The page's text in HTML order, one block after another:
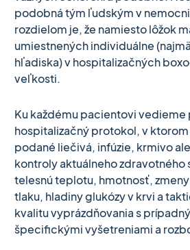
podobná tým ľudským v
rozdielom je, že namiesto lôžok
umiestnených individuálne
hľadiska) v hospitalizačných
veľkosti.
Ku každému pacientovi
hospitalizačný protokol, v ktorom
podané liečivá, infúzie, krmivo
kontroly aktuálneho zdravotného
telesnú teplotu, hmotnosť,
tlaku, hladiny glukózy v krvi a
kvalitu vyprázdňovania s
špecifickými vyšetreniami a